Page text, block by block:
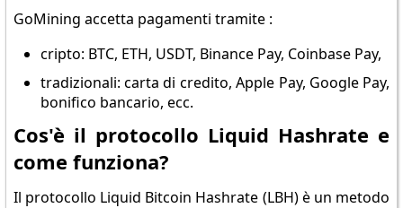
GoMining accetta pagamenti tramite :
cripto: BTC, ETH, USDT, Binance Pay, Coinbase Pay,
tradizionali: carta di credito, Apple Pay, Google Pay,
bonifico bancario, ecc.
Cos'è il protocollo Liquid Hashrate e
come funziona?
Il protocollo Liquid Bitcoin Hashrate (LBH) è un metodo